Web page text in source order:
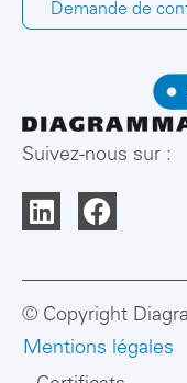
Demande de
Suivez-nous sur :
© Copyright
Mentions légales